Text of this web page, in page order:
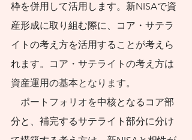
日本社会で急速な
少子化が進行する中
で、人口減社会にお
いても持 続可能な暮
らし方・働き方と、
そのような暮らし
方・働き方に調和的
枠を併用して活用します。新NISAで資
産形成に取り組む際に、コア・サテラ
イトの考え方を活用することが考えら
れます。
コア・サテライトの考え方は
資産運用の基本となります。
ポートフォリオを中核となるコア部
分と、補完するサテライト部分に分け